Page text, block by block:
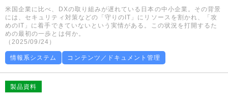
米国企業に比べ、DXの取り組みが遅れている日本の中小企業。その背景
には、セキュリティ対策などの「守りのIT」にリソースを割かれ、「攻
めのIT」に着手できていないという実情がある。この状況を打開するた
めの最初の一歩とは何か。
（2025/09/24）
情報系システム コンテンツ／ドキュメント管理
製品資料